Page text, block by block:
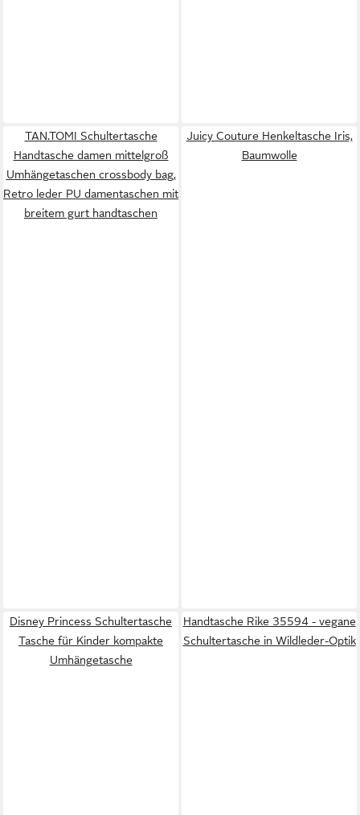
TAN.TOMI Schultertasche
Handtasche damen mittelgroß
Umhängetaschen crossbody bag,
Retro leder PU damentaschen mit
breitem gurt handtaschen
Juicy Couture Henkeltasche Iris,
Baumwolle
Disney Princess Schultertasche
Tasche für Kinder kompakte
Umhängetasche
Handtasche Rike 35594 - vegane
Schultertasche in Wildleder-Optik